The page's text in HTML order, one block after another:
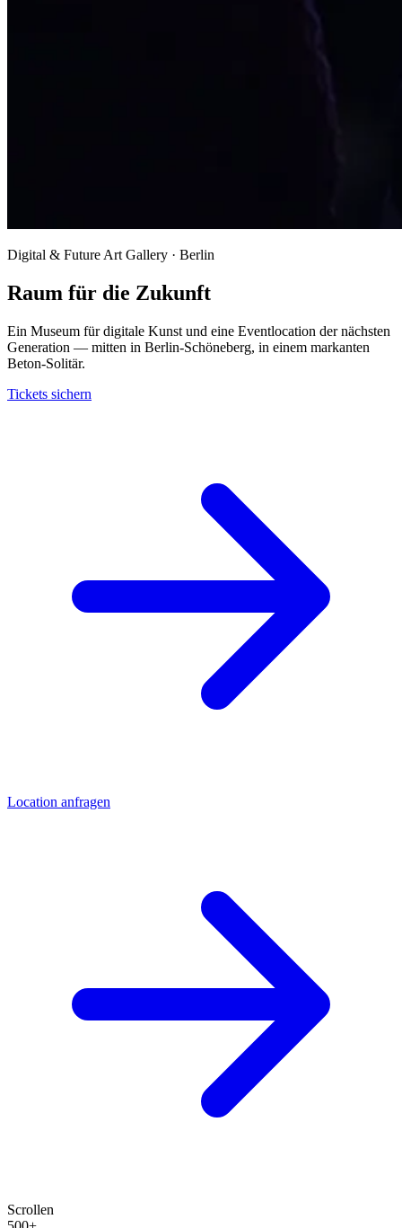
Digital & Future Art Gallery · Berlin
Raum für die Zukunft
Ein Museum für digitale Kunst und eine Eventlocation der nächsten
Generation — mitten in Berlin-Schöneberg, in einem markanten
Beton-Solitär.
Tickets sichern
Location anfragen
Scrollen